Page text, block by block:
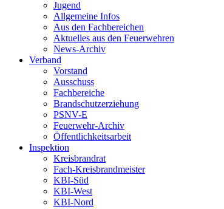
Jugend
Allgemeine Infos
Aus den Fachbereichen
Aktuelles aus den Feuerwehren
News-Archiv
Verband
Vorstand
Ausschuss
Fachbereiche
Brandschutzerziehung
PSNV-E
Feuerwehr-Archiv
Öffentlichkeitsarbeit
Inspektion
Kreisbrandrat
Fach-Kreisbrandmeister
KBI-Süd
KBI-West
KBI-Nord